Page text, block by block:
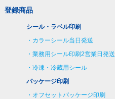
登録商品
シール・ラベル印刷
カラーシール当日発送
業務用シール印刷2営業日発送
冷凍・冷蔵用シール
パッケージ印刷
オフセットパッケージ印刷